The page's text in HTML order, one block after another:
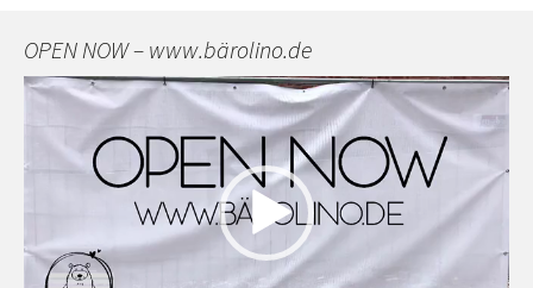
OPEN NOW – www.bärolino.de
Video-